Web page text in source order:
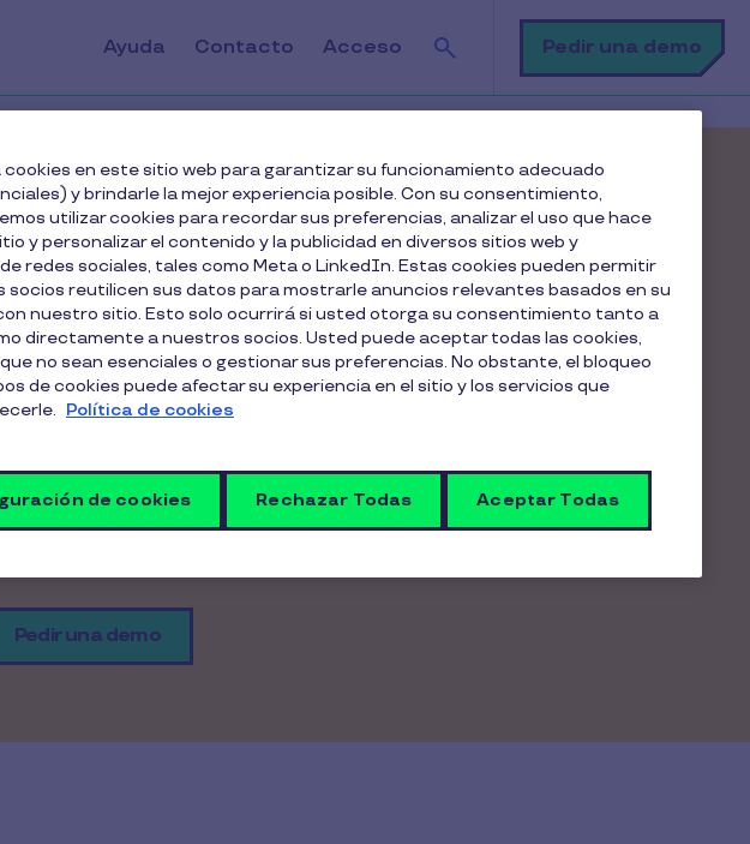
Ayuda Contacto Acceso
Buscar
Pedir una demo
de coches de
con las
condiciones
incluido" para que no tengas que preocuparte de
seguro...
a las mejores empresas de renting y flota de vehículos del
Pedir una demo
cookies en este sitio web para garantizar su funcionamiento adecuado
y brindarle la mejor experiencia posible. Con su consentimiento,
utilizar cookies para recordar sus preferencias, analizar el uso que hace
y personalizar el contenido y la publicidad en diversos sitios web y
redes sociales, tales como Meta o LinkedIn. Estas cookies pueden permitir
socios reutilicen sus datos para mostrarle anuncios relevantes basados en su
nuestro sitio. Esto solo ocurrirá si usted otorga su consentimiento tanto a
directamente a nuestros socios. Usted puede aceptar todas las cookies,
no sean esenciales o gestionar sus preferencias. No obstante, el bloqueo
de cookies puede afectar su experiencia en el sitio y los servicios que
Política de cookies
de cookies Rechazar Todas Aceptar Todas